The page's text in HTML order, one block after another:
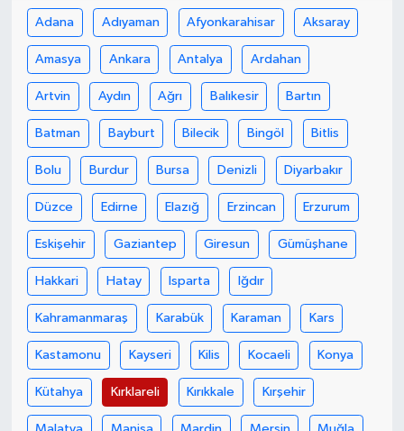
Adana Adıyaman Afyonkarahisar Aksaray
Amasya Ankara Antalya Ardahan
Artvin Aydın Ağrı Balıkesir Bartın
Batman Bayburt Bilecik Bingöl Bitlis
Bolu Burdur Bursa Denizli Diyarbakır
Düzce Edirne Elazığ Erzincan Erzurum
Eskişehir Gaziantep Giresun Gümüşhane
Hakkari Hatay Isparta Iğdır
Kahramanmaraş Karabük Karaman Kars
Kastamonu Kayseri Kilis Kocaeli Konya
Kütahya Kırklareli Kırıkkale Kırşehir